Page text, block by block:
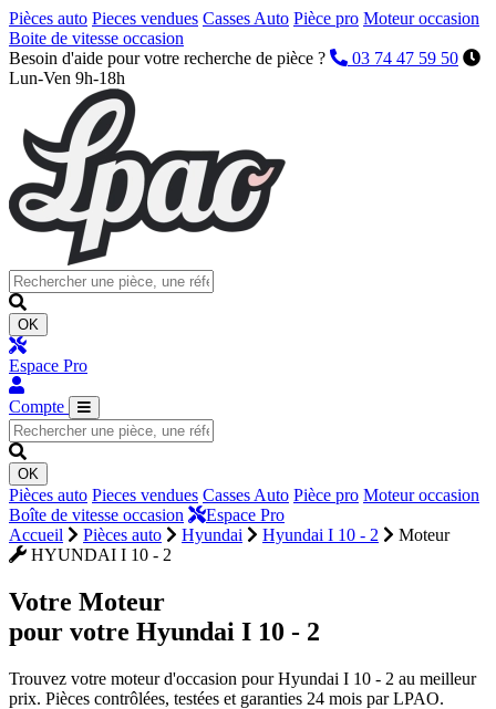
Pièces auto Pieces vendues Casses Auto Pièce pro Moteur occasion
Boite de vitesse occasion
Besoin d'aide pour votre recherche de pièce ?
03 74 47 59 50
Lun-Ven 9h-18h
OK
Espace Pro
Compte
OK
Pièces auto Pieces vendues Casses Auto Pièce pro Moteur occasion
Boîte de vitesse occasion
Espace Pro
Accueil
Pièces auto Hyundai Hyundai I 10 - 2
Moteur
HYUNDAI I 10 - 2
Votre Moteur
pour votre Hyundai I 10 - 2
Trouvez votre moteur d'occasion pour Hyundai I 10 - 2 au meilleur
prix. Pièces contrôlées, testées et garanties 24 mois par LPAO.